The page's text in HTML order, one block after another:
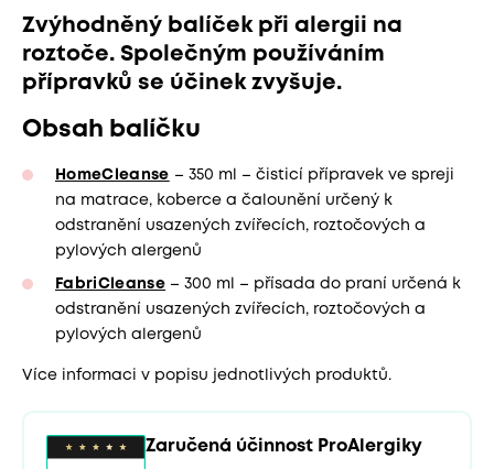
Zvýhodněný balíček při alergii na
roztoče. Společným používáním
přípravků se účinek zvyšuje.
Obsah balíčku
HomeCleanse – 350 ml – čisticí přípravek ve spreji
na matrace, koberce a čalounění určený k
odstranění usazených zvířecích, roztočových a
pylových alergenů
FabriCleanse – 300 ml – přísada do praní určená k
odstranění usazených zvířecích, roztočových a
pylových alergenů
Více informaci v popisu jednotlivých produktů.
Zaručená účinnost ProAlergiky